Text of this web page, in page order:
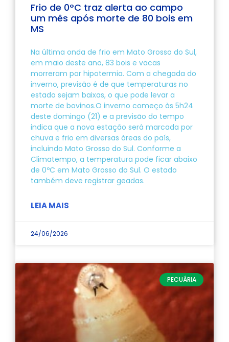
Frio de 0°C traz alerta ao campo
um mês após morte de 80 bois em
MS
Na última onda de frio em Mato Grosso do Sul,
em maio deste ano, 83 bois e vacas
morreram por hipotermia. Com a chegada do
inverno, previsão é de que temperaturas no
estado sejam baixas, o que pode levar a
morte de bovinos.O inverno começo às 5h24
deste domingo (21) e a previsão do tempo
indica que a nova estação será marcada por
chuva e frio em diversas áreas do país,
incluindo Mato Grosso do Sul. Conforme a
Climatempo, a temperatura pode ficar abaixo
de 0ºC em Mato Grosso do Sul. O estado
também deve registrar geadas.
LEIA MAIS
24/06/2026
PECUÁRIA